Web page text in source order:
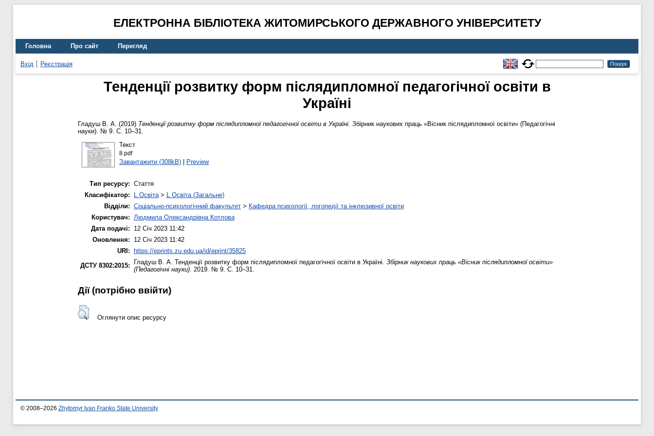
ЕЛЕКТРОННА БІБЛІОТЕКА ЖИТОМИРСЬКОГО ДЕРЖАВНОГО УНІВЕРСИТЕТУ
Головна Про сайт Перегляд
Вхід Реєстрація
Тенденції розвитку форм післядипломної педагогічної освіти в
Україні
Гладуш В. А. (2019) Тенденції розвитку форм післядипломної педагогічної освіти в Україні. Збірник наукових праць «Вісник післядипломної освіти» (Педагогічні
науки). № 9. С. 10–31.
Текст
8.pdf
Завантажити (308kB)| Preview
Тип ресурсу: Стаття
Класифікатор:
L Освіта> L Освіта (Загальне)
Відділи: Соціально-психологічний факультет > Кафедра психології, логопедії та інклюзивної освіти
Користувач: Людмила Олександрівна Котлова
Дата подачі:
12 Січ 2023 11:42
Оновлення:
12 Січ 2023 11:42
URI:
https://eprints.zu.edu.ua/id/eprint/35825
ДСТУ 8302:2015:
Гладуш В. А. Тенденції розвитку форм післядипломної педагогічної освіти в Україні. Збірник наукових праць «Вісник післядипломної освіти»
(Педагогічні науки). 2019. № 9. С. 10–31.
Дії ​​(потрібно ввійти)
Оглянути опис ресурсу
© 2008–2026 Zhytomyr Ivan Franko State University